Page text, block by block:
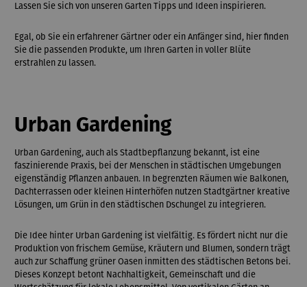
Lassen Sie sich von unseren Garten Tipps und Ideen inspirieren.
Egal, ob Sie ein erfahrener Gärtner oder ein Anfänger sind, hier finden
Sie die passenden Produkte, um Ihren Garten in voller Blüte
erstrahlen zu lassen.
Urban Gardening
Urban Gardening, auch als Stadtbepflanzung bekannt, ist eine
faszinierende Praxis, bei der Menschen in städtischen Umgebungen
eigenständig Pflanzen anbauen. In begrenzten Räumen wie Balkonen,
Dachterrassen oder kleinen Hinterhöfen nutzen Stadtgärtner kreative
Lösungen, um Grün in den städtischen Dschungel zu integrieren.
Die Idee hinter Urban Gardening ist vielfältig. Es fördert nicht nur die
Produktion von frischem Gemüse, Kräutern und Blumen, sondern trägt
auch zur Schaffung grüner Oasen inmitten des städtischen Betons bei.
Dieses Konzept betont Nachhaltigkeit, Gemeinschaft und die